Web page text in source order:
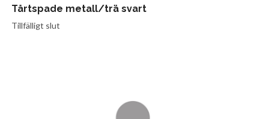
Tårtspade metall/trä svart
Tillfälligt slut